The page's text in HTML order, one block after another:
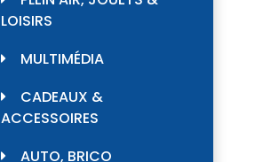
LOISIRS
MULTIMÉDIA
CADEAUX &
ACCESSOIRES
AUTO, BRICO